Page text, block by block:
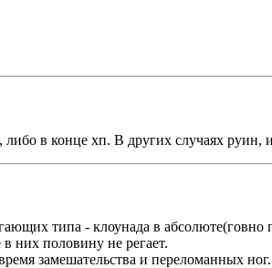
в конце хп. В других случаях руин,
типа - клоунада в абсолюте(говно
них половину не регает.
замешательства и переломанных ног.